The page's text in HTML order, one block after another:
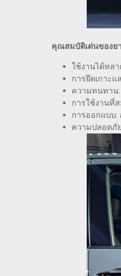
คุณสมบัติเด่นของยา
ใช้งานได้หล
การยึดเกาะ
ความทนทาน
การใช้งานที่
การออกแบบ
ความปลอดภั